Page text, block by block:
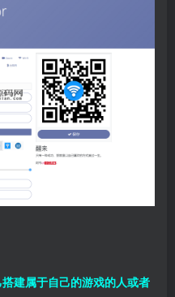
建属于自己的游戏的人或者